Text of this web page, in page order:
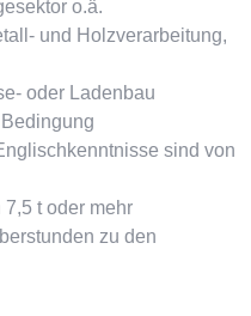
o.ä.
und Holzverarbeitung,
oder Ladenbau
sind von
7,5 t oder mehr
zu den